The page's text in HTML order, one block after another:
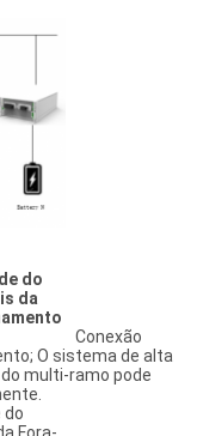
Conexão
O sistema de alta
multi-ramo pode